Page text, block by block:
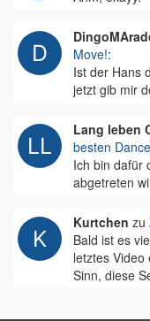
Move!:
Ist der Hans
jetzt gib mir
Lang leben
besten
Ich bin dafür
abgetreten
Kurtchen zu
Bald ist es
letztes
Sinn, diese